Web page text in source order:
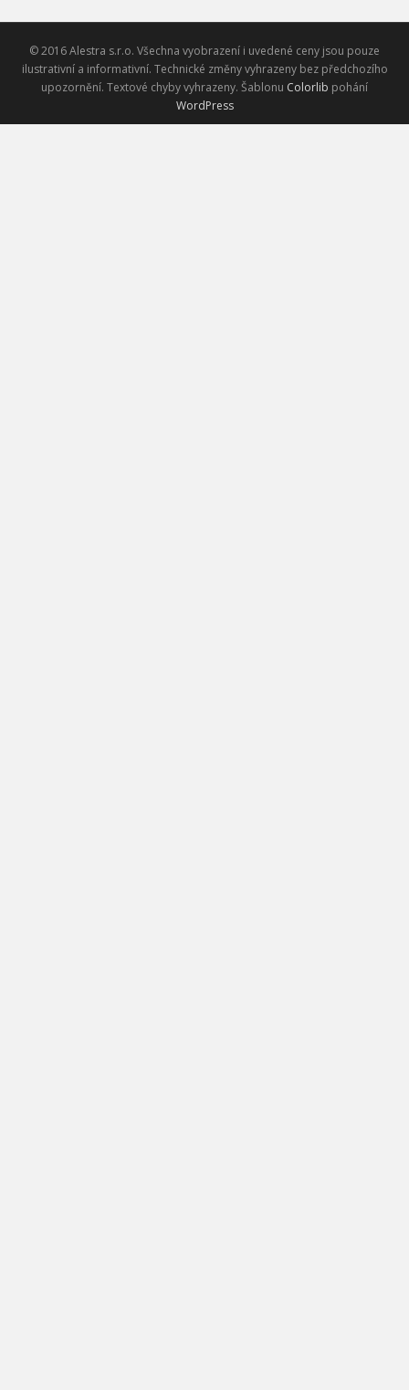
© 2016 Alestra s.r.o. Všechna vyobrazení i uvedené ceny jsou pouze
ilustrativní a informativní. Technické změny vyhrazeny bez předchozího
upozornění. Textové chyby vyhrazeny. Šablonu Colorlib pohání
WordPress